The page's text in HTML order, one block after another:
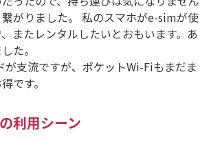
がりました。 私のスマホがe-simが使
またレンタルしたいとおもいます。あ
た。
が支流ですが、ポケットWi-Fiもまだま
です。
利用シーン